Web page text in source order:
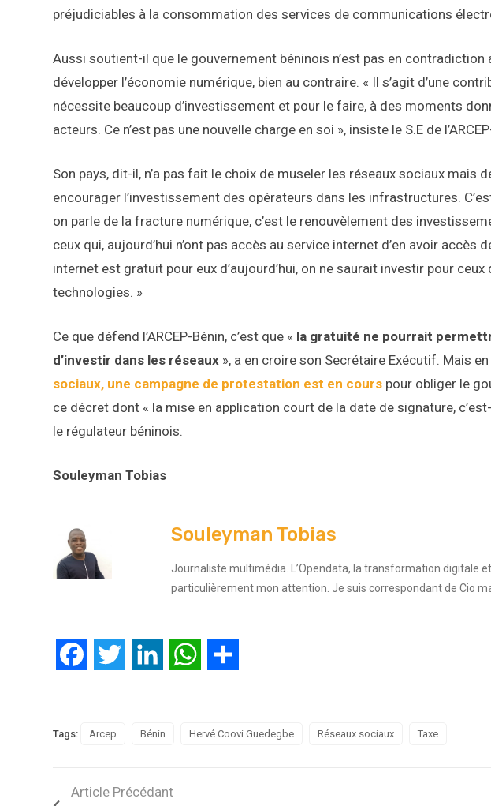
préjudiciables à la consommation des services de communications
Aussi soutient-il que le gouvernement béninois n’est pas en
développer l’économie numérique, bien au contraire. « Il s’agit d’une
nécessite beaucoup d’investissement et pour le faire, à des moments
acteurs. Ce n’est pas une nouvelle charge en soi », insiste le S.E de
Son pays, dit-il, n’a pas fait le choix de museler les réseaux sociaux mais
encourager l’investissement des opérateurs dans les infrastructures.
on parle de la fracture numérique, c’est le renouvèlement des
ceux qui, aujourd’hui n’ont pas accès au service internet d’en avoir accès
internet est gratuit pour eux d’aujourd’hui, on ne saurait investir pour ceux
technologies. »
Ce que défend l’ARCEP-Bénin, c’est que « la gratuité ne pourrait
d’investir dans les réseaux », a en croire son Secrétaire Exécutif. Mais
sociaux, une campagne de protestation est en cours pour obliger le
ce décret dont « la mise en application court de la date de signature,
le régulateur béninois.
Souleyman Tobias
Souleyman Tobias
Journaliste multimédia. L’Opendata, la transformation digitale
particulièrement mon attention. Je suis correspondant de Cio
FacebookTwitter LinkedIn WhatsApp
Tags: Arcep Bénin Hervé Coovi Guedegbe Réseaux sociaux Taxe
Article Précédant